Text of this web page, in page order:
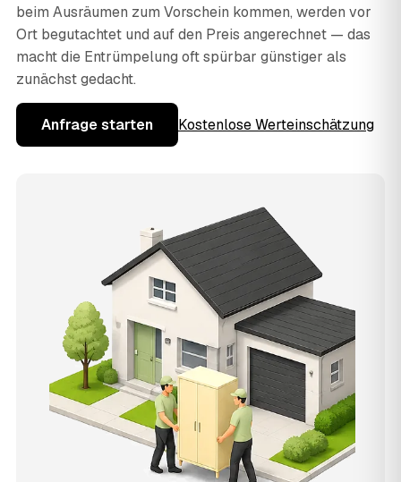
beim Ausräumen zum Vorschein kommen, werden vor
Ort begutachtet und auf den Preis angerechnet — das
macht die Entrümpelung oft spürbar günstiger als
zunächst gedacht.
Anfrage starten Kostenlose Werteinschätzung